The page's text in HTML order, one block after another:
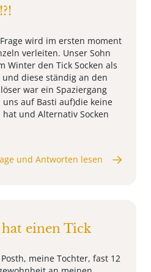
wird im ersten moment
verleiten. Unser Sohn
Winter den Tick Socken als
diese ständig an den
war ein Spaziergang
auf Basti auf)die keine
und Alternativ Socken
und Antworten lesen
einen Tick
meine Tochter, fast 12